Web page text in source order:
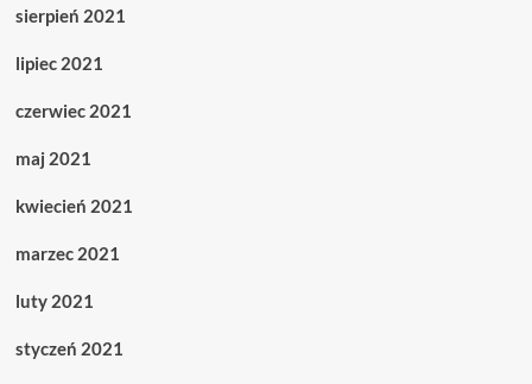
sierpień 2021
lipiec 2021
czerwiec 2021
maj 2021
kwiecień 2021
marzec 2021
luty 2021
styczeń 2021